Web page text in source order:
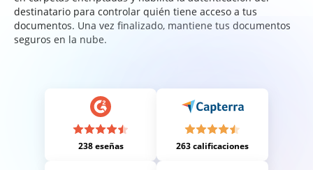
destinatario para controlar quién tiene acceso a tus
documentos. Una vez finalizado, mantiene tus documentos
seguros en la nube.
238 eseñas 263 calificaciones